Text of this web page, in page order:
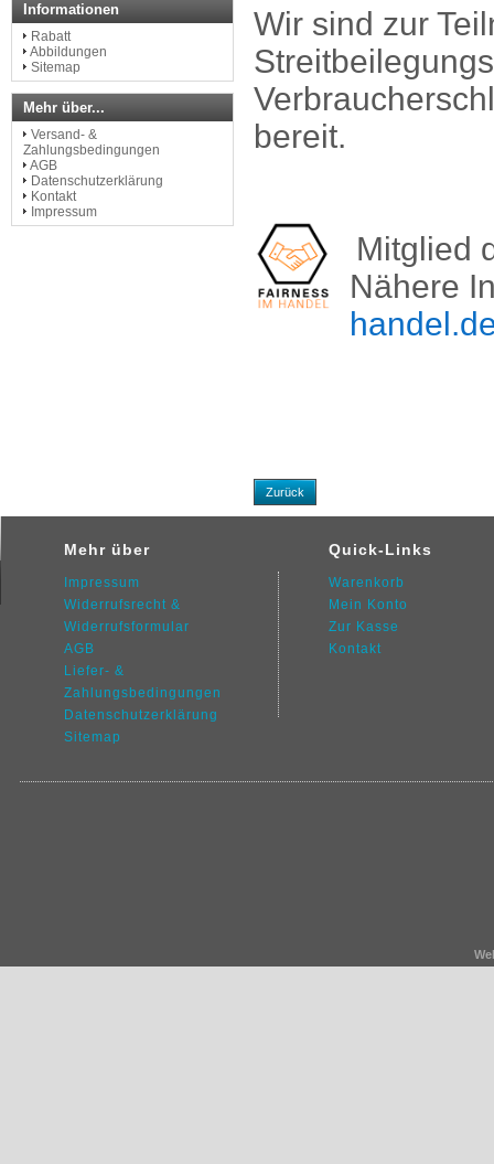
Wir sind zur
bereit.
Mitglied
Nähere
Zurück
Informationen
Rabatt
Abbildungen
Sitemap
Mehr über...
Versand- &
Zahlungsbedingungen
AGB
Datenschutzerklärung
Kontakt
Impressum
Mehr über
Impressum
Widerrufsrecht &
Widerrufsformular
AGB
Liefer- &
Zahlungsbedingungen
Datenschutzerklärung
Sitemap
Quick-Links
Warenkorb
Mein Konto
Zur Kasse
Kontakt